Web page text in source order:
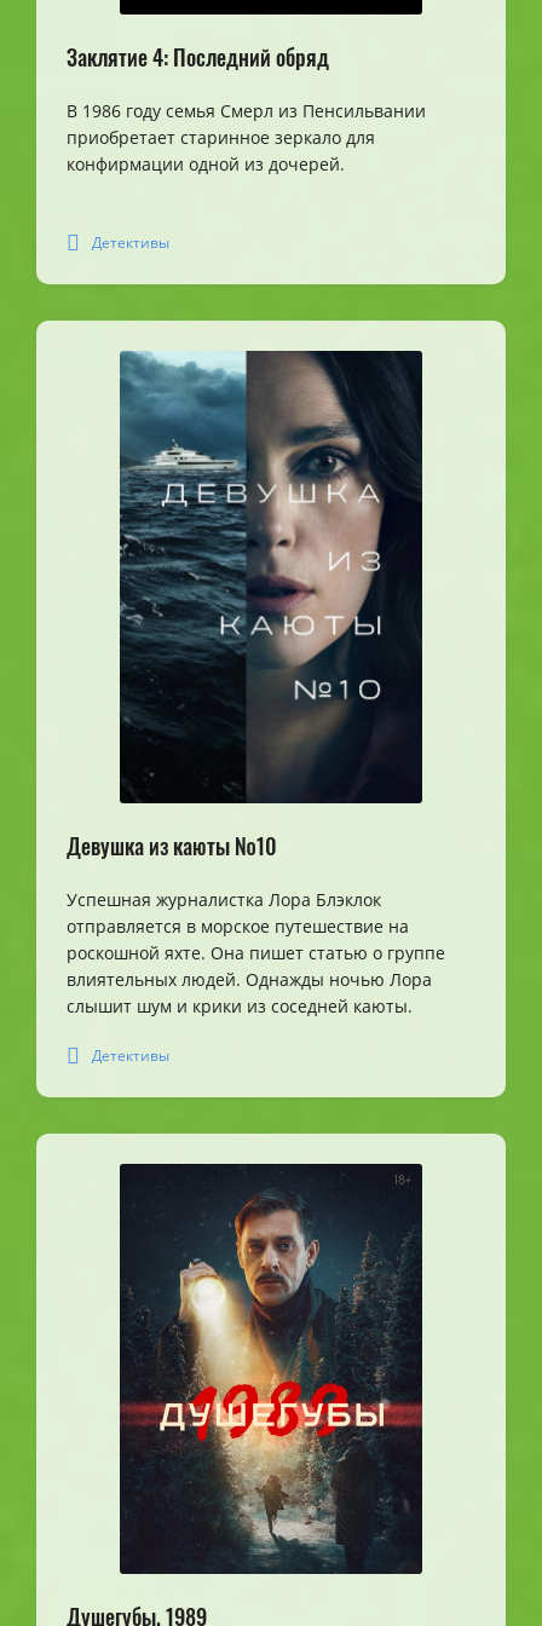
Заклятие 4: Последний обряд
В 1986 году семья Смерл из Пенсильвании
приобретает старинное зеркало для
конфирмации одной из дочерей.
Детективы
Девушка из каюты №10
Успешная журналистка Лора Блэклок
отправляется в морское путешествие на
роскошной яхте. Она пишет статью о группе
влиятельных людей. Однажды ночью Лора
слышит шум и крики из соседней каюты.
Детективы
Душегубы. 1989